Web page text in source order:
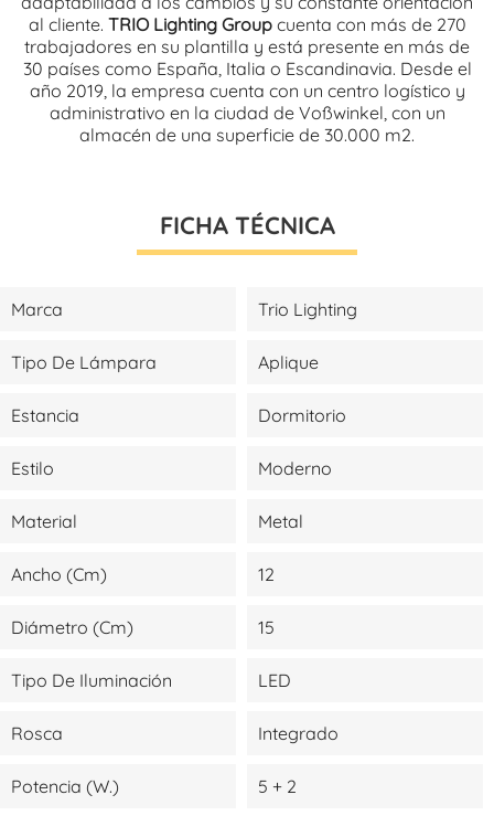
al cliente. TRIO Lighting Groupcuenta con más de 270
trabajadores en su plantilla y está presente en más de
30 países como España, Italia o Escandinavia. Desde el
año 2019, la empresa cuenta con un centro logístico y
administrativo en la ciudad de Voßwinkel, con un
almacén de una superficie de 30.000 m2.
FICHA TÉCNICA
Marca Trio Lighting
Tipo De Lámpara Aplique
Estancia Dormitorio
Estilo Moderno
Material Metal
Ancho (cm) 12
Diámetro (cm) 15
Tipo De Iluminación LED
Rosca Integrado
Potencia (W.) 5 + 2